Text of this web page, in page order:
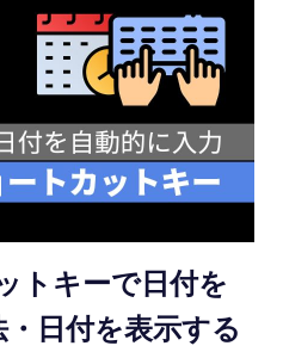
トキーで日付を
日付を表示する